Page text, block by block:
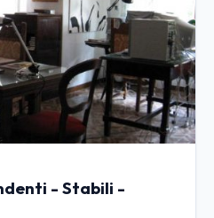
- Stabili -